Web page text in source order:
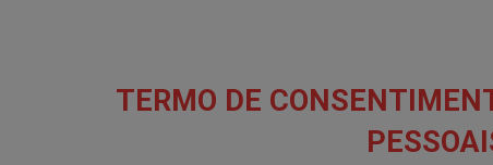
TERMO DE